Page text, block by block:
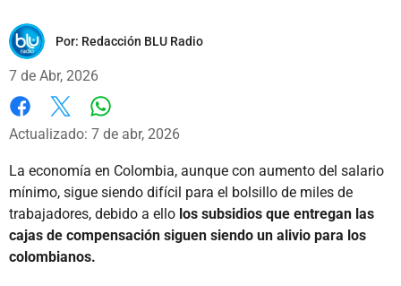
Por: Redacción BLU Radio
7 de Abr, 2026
Facebook
X
Actualizado: 7 de abr, 2026
La economía en Colombia, aunque con aumento del salario
mínimo, sigue siendo difícil para el bolsillo de miles de
trabajadores, debido a ello los subsidios que entregan las
cajas de compensación siguen siendo un alivio para los
colombianos.